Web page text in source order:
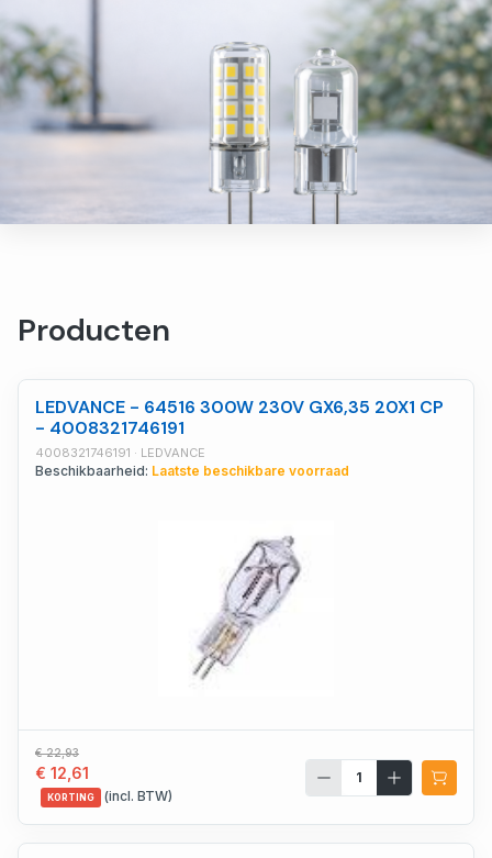
Producten
LEDVANCE - 64516 300W 230V GX6,35 20X1 CP
- 4008321746191
4008321746191 · LEDVANCE
Beschikbaarheid: Laatste beschikbare voorraad
€ 22,93
€ 12,61
KORTING (incl. BTW)